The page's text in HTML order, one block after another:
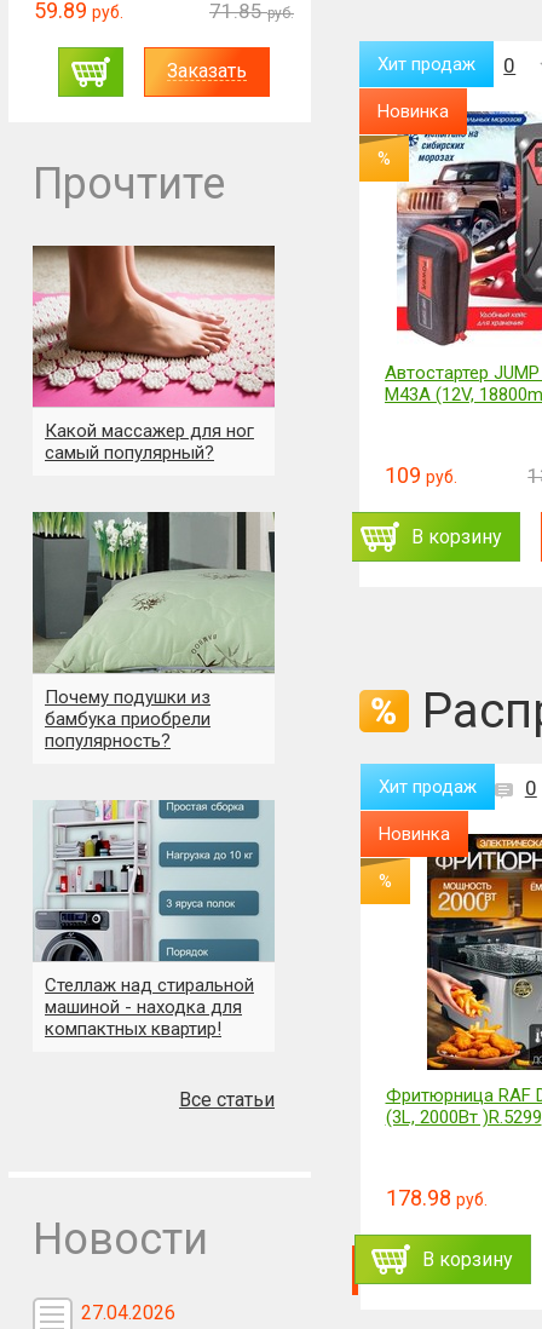
59.89 руб. 71.85 руб.
Заказать
Прочтите
Какой массажер для ног
самый популярный?
Почему подушки из
бамбука приобрели
популярность?
Стеллаж над стиральной
машиной - находка для
компактных квартир!
Все статьи
Новости
27.04.2026
0
Хит продаж
Смарт камера Video Calling
Smart Camera
В корзину Заказать
0
Хит продаж
Новинка
%
Автостартер JUMP
M43A (12V,
109 руб.
В корзину
Новинка
%
Средство для чистки труб
0
Хит продаж
Новинка
%
Фритюрница RAF
(3L, 2000Вт )R.5299
178.98 руб.
В корзину